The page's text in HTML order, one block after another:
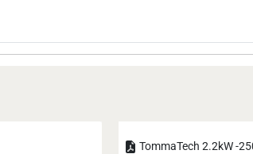
TommaTech 2.2kW -